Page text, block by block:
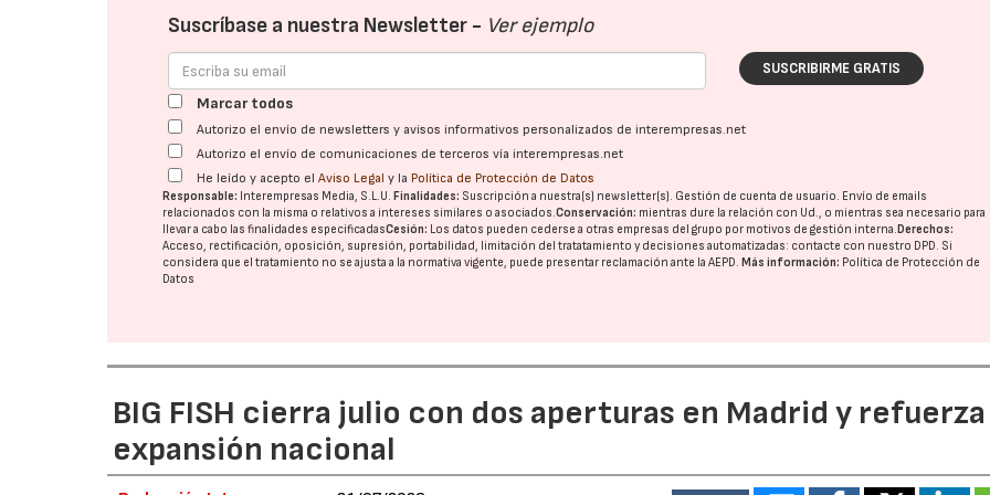
Suscríbase a nuestra Newsletter - Ver ejemplo
SUSCRIBIRME GRATIS
Marcar todos
Autorizo el envío de newsletters y avisos informativos personalizados de interempresas.net
Autorizo el envío de comunicaciones de terceros vía interempresas.net
He leído y acepto elAviso Legal y la Política de Protección de Datos
Responsable: Interempresas Media, S.L.U. Finalidades: Suscripción a nuestra(s) newsletter(s). Gestión de cuenta de usuario. Envío de emails
relacionados con la misma o relativos a intereses similares o asociados.Conservación: mientras dure la relación con Ud., o mientras sea necesario para
llevar a cabo las finalidades especificadasCesión: Los datos pueden cederse a otras empresas del grupo por motivos de gestión interna. Derechos:
Acceso, rectificación, oposición, supresión, portabilidad, limitación del tratatamiento y decisiones automatizadas: contacte con nuestro DPD. Si
considera que el tratamiento no se ajusta a la normativa vigente, puede presentar reclamación ante laAEPD. Más información: Política de Protección de
Datos
BIG FISH cierra julio con dos aperturas en Madrid y
expansión nacional